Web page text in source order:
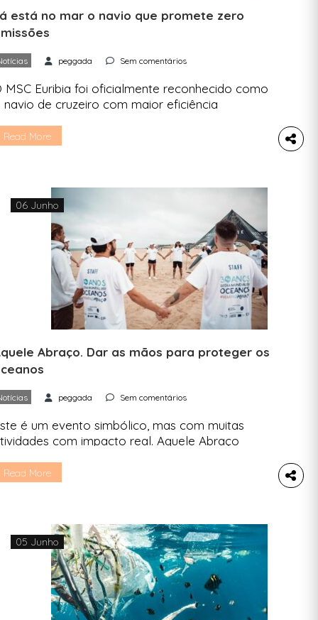
está no mar o navio que promete zero
peggada Sem comentários
MSC Euribia foi oficialmente reconhecido como
navio de cruzeiro com maior eficiência
Tem capacidade para mais de 8 mil
[…]
Read More
06 Junho
Abraço. Dar as mãos para proteger os
peggada Sem comentários
é um evento simbólico, mas com muitas
com impacto real. Aquele Abraço
oceanos, num dia com yoga, recolha de
Read More
05 Junho